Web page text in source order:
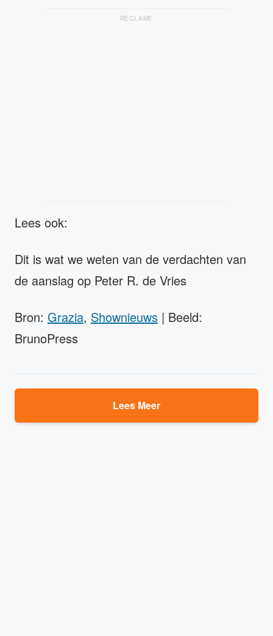
RECLAME
Lees ook:
Dit is wat we weten van de verdachten van
de aanslag op Peter R. de Vries
Bron: Grazia, Shownieuws | Beeld:
BrunoPress
Lees Meer